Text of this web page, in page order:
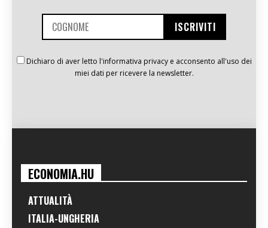
Dichiaro di aver letto l'informativa privacy e acconsento all'uso dei
miei dati per ricevere la newsletter.
ECONOMIA.HU
ATTUALITÀ
ITALIA-UNGHERIA